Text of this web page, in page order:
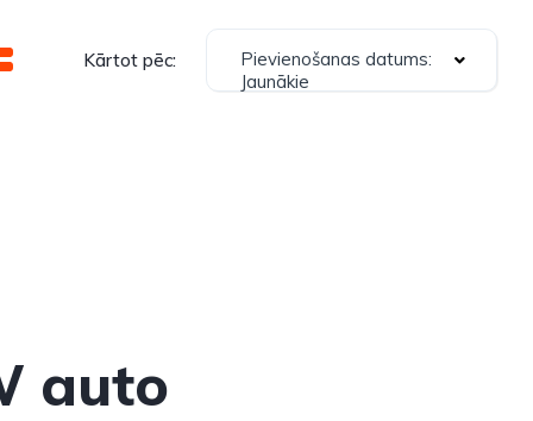
Kārtot pēc:
Pievienošanas datums:
Jaunākie
auto